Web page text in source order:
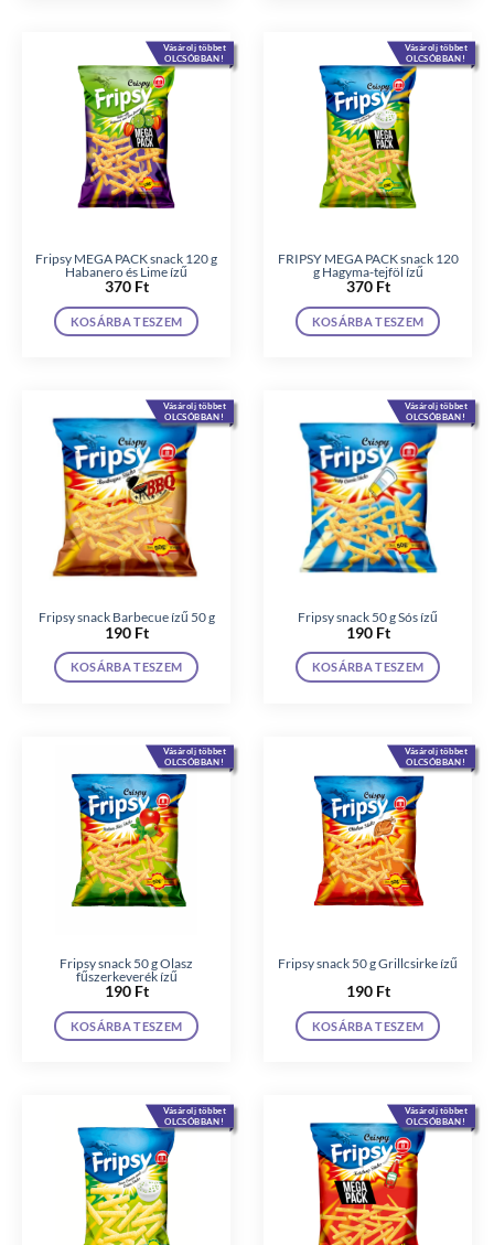
Vásárolj többet
OLCSÓBBAN!
Fripsy MEGA PACK snack 120 g
Habanero és Lime ízű
370 Ft
KOSÁRBA TESZEM
Vásárolj többet
OLCSÓBBAN!
FRIPSY MEGA PACK snack 120
g Hagyma-tejföl ízű
370 Ft
KOSÁRBA TESZEM
Vásárolj többet
OLCSÓBBAN!
Fripsy snack Barbecue ízű 50 g
190 Ft
KOSÁRBA TESZEM
Vásárolj többet
OLCSÓBBAN!
Fripsy snack 50 g Sós ízű
190 Ft
KOSÁRBA TESZEM
Vásárolj többet
OLCSÓBBAN!
Fripsy snack 50 g Olasz
fűszerkeverék ízű
190 Ft
KOSÁRBA TESZEM
Vásárolj többet
OLCSÓBBAN!
Fripsy snack 50 g Grillcsirke ízű
190 Ft
KOSÁRBA TESZEM
Vásárolj többet
OLCSÓBBAN!
Vásárolj többet
OLCSÓBBAN!